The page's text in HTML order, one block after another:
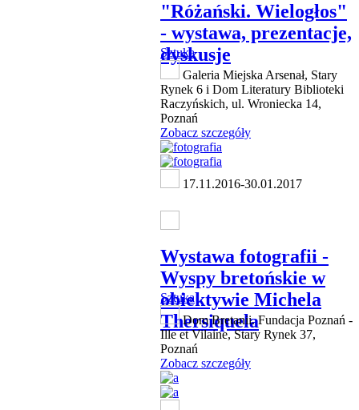
"Różański. Wielogłos"
- wystawa, prezentacje,
dyskusje
Sztuka
Galeria Miejska Arsenał, Stary
Rynek 6 i Dom Literatury Biblioteki
Raczyńskich, ul. Wroniecka 14,
Poznań
Zobacz szczegóły
17.11.2016-30.01.2017
Wystawa fotografii -
Wyspy bretońskie w
obiektywie Michela
Thersiquela
Sztuka
Dom Bretanii. Fundacja Poznań -
Ille et Vilaine, Stary Rynek 37,
Poznań
Zobacz szczegóły